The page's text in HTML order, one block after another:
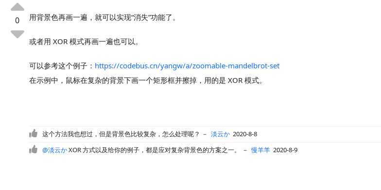
0 用背景色再画一遍，就可以实现“消失”功能了。
或者用 XOR 模式再画一遍也可以。
可以参考这个例子： https://codebus.cn/yangw/a/zoomable-mandelbrot-set
在示例中，鼠标在复杂的背景下画一个矩形框并擦掉，用的是 XOR 模式。
这个方法我也想过，但是背景色比较复杂，怎么处理呢？ － 淡云か 2020-8-8
@淡云かXOR 方式以及给你的例子，都是应对复杂背景色的方案之一。 －慢羊羊 2020-8-9